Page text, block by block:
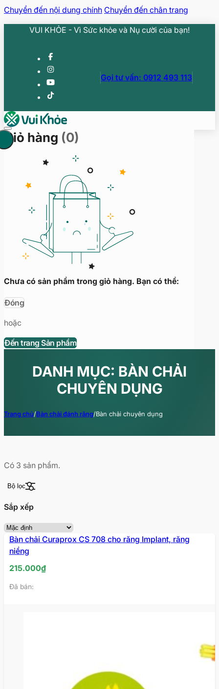
Chuyển đến nội dung chính Chuyển đến chân trang
VUI KHỎE - Vì Sức khỏe và Nụ cười của bạn!
Gọi tư vấn: 0912 493 113
Giỏ hàng (0)
Chưa có sản phẩm trong giỏ hàng. Bạn có thể:
Đóng
hoặc
Đến trang Sản phẩm
DANH MỤC: BÀN CHẢI
CHUYÊN DỤNG
Trang chủ/Bàn chải đánh răng/Bàn chải chuyên dụng
Có 3 sản phẩm.
Bộ lọc
Sắp xếp
Bàn chải Curaprox CS 708 cho răng Implant, răng
niềng
215.000₫
Đã bán: